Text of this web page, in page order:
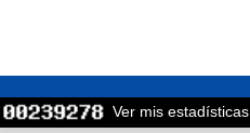
Ver mis estadísticas